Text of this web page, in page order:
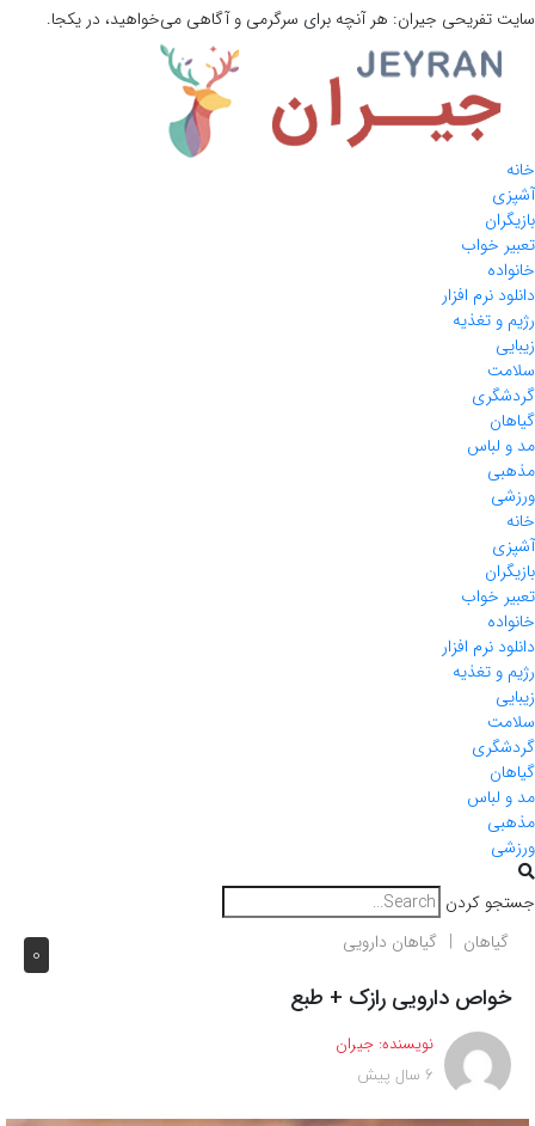
سایت تفریحی جیران: هر آنچه برای سرگرمی و آگاهی می‌خواهید، در یکجا.
خانه
آشپزی
بازیگران
تعبیر خواب
خانواده
دانلود نرم افزار
رژیم و تغذیه
زیبایی
سلامت
گردشگری
گیاهان
مد و لباس
مذهبی
ورزشی
خانه
آشپزی
بازیگران
تعبیر خواب
خانواده
دانلود نرم افزار
رژیم و تغذیه
زیبایی
سلامت
گردشگری
گیاهان
مد و لباس
مذهبی
ورزشی
جستجو کردن
0 گیاهان گیاهان دارویی
خواص دارویی رازک + طبع
نویسنده: جیران
6 سال پیش